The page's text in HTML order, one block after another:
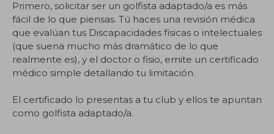
Primero, solicitar ser un golfista adaptado/a es más
fácil de lo que piensas. Tú haces una revisión médica
que evalúan tus Discapacidades físicas o intelectuales
(que suena mucho más dramático de lo que
realmente es), y el doctor o fisio, emite un certificado
médico simple detallando tu limitación.
El certificado lo presentas a tu club y ellos te apuntan
como golfista adaptado/a.